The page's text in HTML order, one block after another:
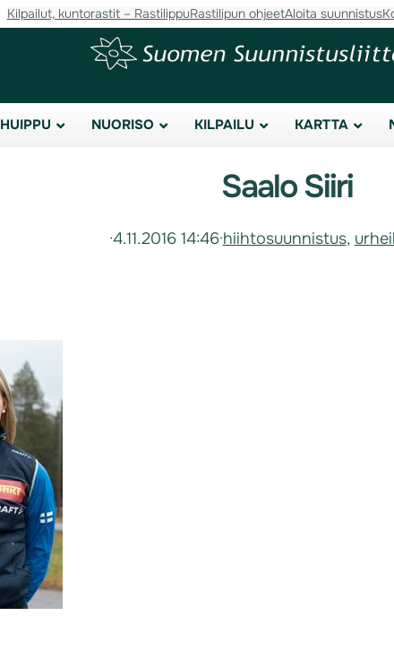
Kilpailut, kuntorastit – RastilippuRastilipun ohjeetAloita suunnistus
HUIPPU NUORISO KILPAILU KARTTA
Saalo Siiri
·4.11.2016 14:46·hiihtosuunnistus,